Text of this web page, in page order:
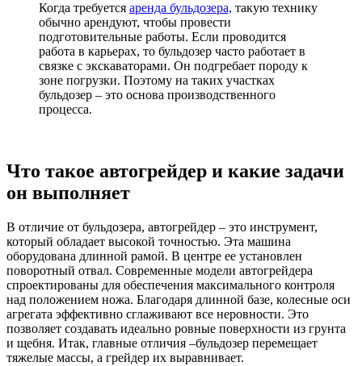
Когда требуется аренда бульдозера, такую технику
обычно арендуют, чтобы провести
подготовительные работы. Если проводится
работа в карьерах, то бульдозер часто работает в
связке с экскаваторами. Он подгребает породу к
зоне погрузки. Поэтому на таких участках
бульдозер – это основа производственного
процесса.
Что такое автогрейдер и какие задачи
он выполняет
В отличие от бульдозера, автогрейдер – это инструмент,
который обладает высокой точностью. Эта машина
оборудована длинной рамой. В центре ее установлен
поворотный отвал. Современные модели автогрейдера
спроектированы для обеспечения максимального контроля
над положением ножа. Благодаря длинной базе, колесные оси
агрегата эффективно сглаживают все неровности. Это
позволяет создавать идеально ровные поверхности из грунта
и щебня. Итак, главные отличия –бульдозер перемещает
тяжелые массы, а грейдер их выравнивает.